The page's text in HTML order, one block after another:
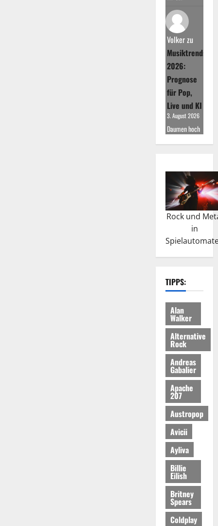
Volkerzu
Musiktrends
2026:
Prognose
für Pop,
Live und KI
3. August 2026
Daumen hoch
Rock und
in
TIPPS:
Alan
Walker
Alternative
Rock
Andreas
Gabalier
Apache
207
Austropop
Avicii
Ayliva
Billie
Eilish
Britney
Spears
Coldplay